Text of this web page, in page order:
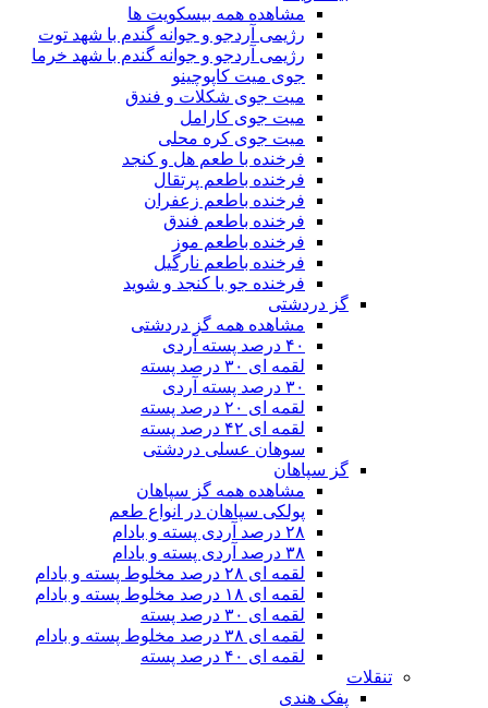
مشاهده همه بیسکویت ها
رژیمی آردجو و جوانه گندم با شهد توت
رژیمی آردجو و جوانه گندم با شهد خرما
جوی میت کاپوچینو
میت جوی شکلات و فندق
میت جوی کارامل
میت جوی کره محلی
فرخنده با طعم هل و کنجد
فرخنده باطعم پرتقال
فرخنده باطعم زعفران
فرخنده باطعم فندق
فرخنده باطعم موز
فرخنده باطعم نارگیل
فرخنده جو با کنجد و شوید
گز دردشتی
مشاهده همه گز دردشتی
۴۰ درصد پسته آردی
لقمه ای ۳۰ درصد پسته
۳۰ درصد پسته آردی
لقمه ای ۲۰ درصد پسته
لقمه ای ۴۲ درصد پسته
سوهان عسلی دردشتی
گز سپاهان
مشاهده همه گز سپاهان
پولکی سپاهان در انواع طعم
۲۸ درصد آردی پسته و بادام
۳۸ درصد آردی پسته و بادام
لقمه ای ۲۸ درصد مخلوط پسته و بادام
لقمه ای ۱۸ درصد مخلوط پسته و بادام
لقمه ای ۳۰ درصد پسته
لقمه ای ۳۸ درصد مخلوط پسته و بادام
لقمه ای ۴۰ درصد پسته
تنقلات
پفک هندی